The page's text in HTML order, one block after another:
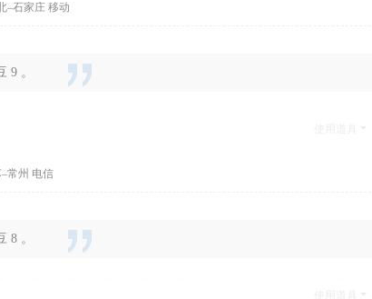
–石家庄 移动
9 。
常州 电信
8 。